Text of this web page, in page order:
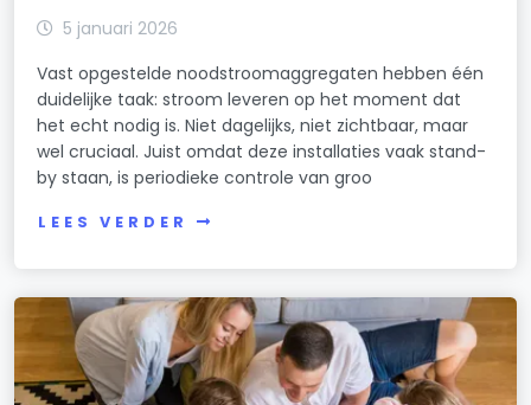
5 januari 2026
Vast opgestelde noodstroomaggregaten hebben één
duidelijke taak: stroom leveren op het moment dat
het echt nodig is. Niet dagelijks, niet zichtbaar, maar
wel cruciaal. Juist omdat deze installaties vaak stand-
by staan, is periodieke controle van groo
LEES VERDER